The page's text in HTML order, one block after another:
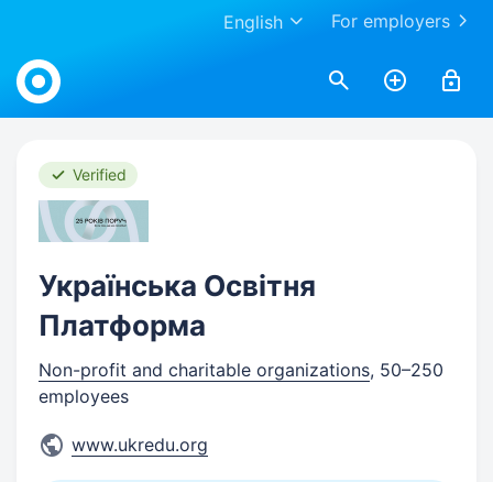
For employers
English
Work.ua
Verified
Українська Освітня
Платформа
Non-profit and charitable organizations, 50–250
employees
www.ukredu.org